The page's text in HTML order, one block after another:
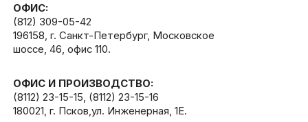
ОФИС:
(812) 309-05-42
196158, г. Санкт-Петербург, Московское
шоссе, 46, офис 110.
ОФИС И ПРОИЗВОДСТВО:
(8112) 23-15-15, (8112) 23-15-16
180021, г. Псков,ул. Инженерная, 1Е.